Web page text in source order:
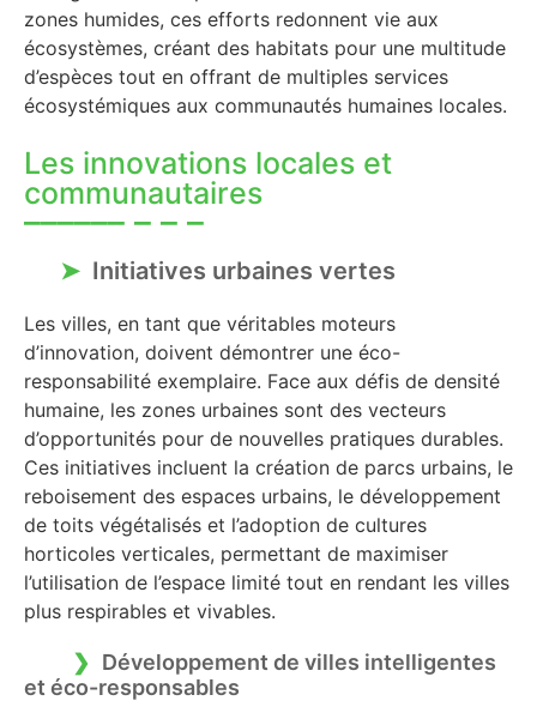
zones humides, ces efforts redonnent vie aux
écosystèmes, créant des habitats pour une multitude
d’espèces tout en offrant de multiples services
écosystémiques aux communautés humaines locales.
Les innovations locales et
communautaires
Initiatives urbaines vertes
Les villes, en tant que véritables moteurs
d’innovation, doivent démontrer une éco-
responsabilité exemplaire. Face aux défis de densité
humaine, les zones urbaines sont des vecteurs
d’opportunités pour de nouvelles pratiques durables.
Ces initiatives incluent la création de parcs urbains, le
reboisement des espaces urbains, le développement
de toits végétalisés et l’adoption de cultures
horticoles verticales, permettant de maximiser
l’utilisation de l’espace limité tout en rendant les villes
plus respirables et vivables.
Développement de villes intelligentes
et éco-responsables